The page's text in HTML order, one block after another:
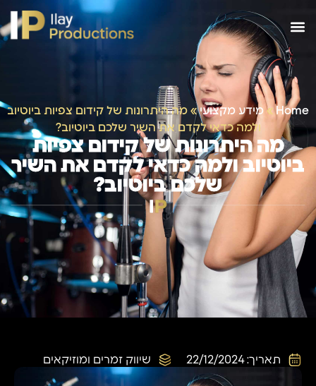
Home
» מידע מקצועי» מה היתרונות של קידום צפיות ביוטיוב
ולמה כדאי לקדם את השיר שלכם ביוטיוב?
מה היתרונות של קידום צפיות
ביוטיוב ולמה כדאי לקדם את השיר
שלכם ביוטיוב?
תאריך: 22/12/2024 שיווק זמרים ומוזיקאים